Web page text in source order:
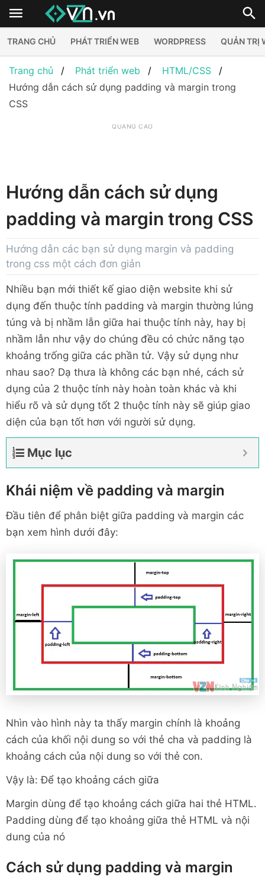
TRANG CHỦ PHÁT TRIỂN WEB WORDPRESS QUẢN TRỊ
Trang chủ Phát triển web
HTML/CSS
Hướng dẫn cách sử dụng padding và margin trong
CSS
QUẢNG CÁO
Hướng dẫn cách sử dụng
padding và margin trong CSS
Hướng dẫn các bạn sử dụng margin và padding
trong css một cách đơn giản
Nhiều bạn mới thiết kế giao diện website khi sử
dụng đến thuộc tính padding và margin thường lúng
túng và bị nhầm lẫn giữa hai thuộc tính này, hay bị
nhầm lẫn như vậy do chúng đều có chức năng tạo
khoảng trống giữa các phần tử. Vậy sử dụng như
nhau sao? Dạ thưa là không các bạn nhé, cách sử
dụng của 2 thuộc tính này hoàn toàn khác và khi
hiểu rõ và sử dụng tốt 2 thuộc tính này sẽ giúp giao
diện của bạn tốt hơn với người sử dụng.
Mục lục
Khái niệm về padding và margin
Đầu tiên để phân biệt giữa padding và margin các
bạn xem hình dưới đây:
Nhìn vào hình này ta thấy margin chính là khoảng
cách của khối nội dung so với thẻ cha và padding là
khoảng cách của nội dung so với thẻ con.
Vậy là: Để tạo khoảng cách giữa
Margin dùng để tạo khoảng cách giữa hai thẻ HTML.
Padding dùng để tạo khoảng giữa thẻ HTML và nội
dung của nó
Cách sử dụng padding và margin